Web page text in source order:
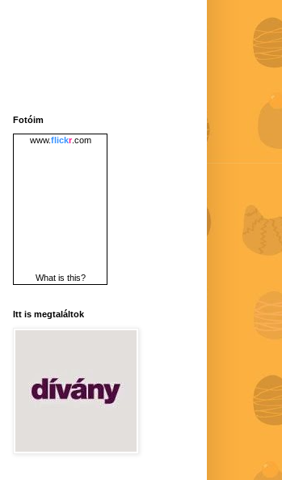
Fotóim
www.flickr.com
What is this?
Itt is megtaláltok